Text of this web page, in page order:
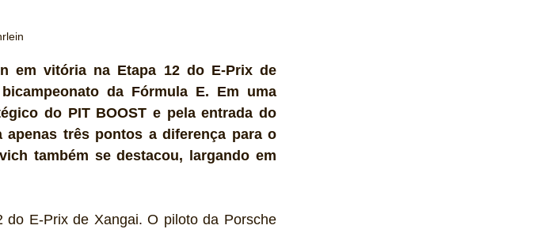
em vitória na Etapa 12 do E-Prix de
da Fórmula E. Em uma
do PIT BOOST e pela entrada do
três pontos a diferença para o
também se destacou, largando em
E-Prix de Xangai. O piloto da Porsche